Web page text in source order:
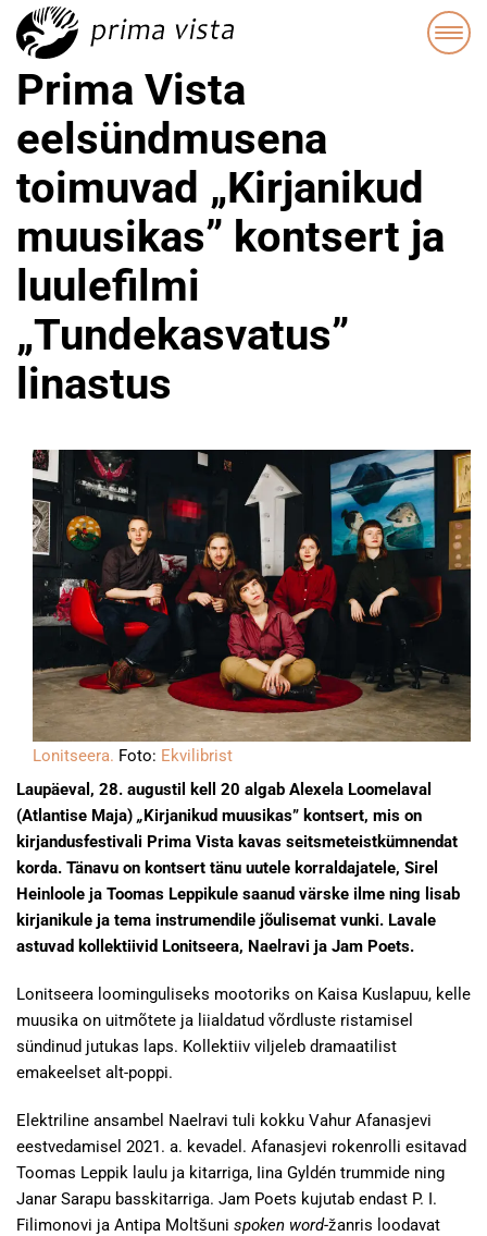
Prima Vista
eelsündmusena
toimuvad „Kirjanikud
muusikas” kontsert ja
luulefilmi
„Tundekasvatus”
linastus
Lonitseera. Foto: Ekvilibrist
Laupäeval, 28. augustil kell 20 algab Alexela Loomelaval
(Atlantise Maja) „Kirjanikud muusikas” kontsert, mis on
kirjandusfestivali Prima Vista kavas seitsmeteistkümnendat
korda. Tänavu on kontsert tänu uutele korraldajatele, Sirel
Heinloole ja Toomas Leppikule saanud värske ilme ning lisab
kirjanikule ja tema instrumendile jõulisemat vunki. Lavale
astuvad kollektiivid Lonitseera, Naelravi ja Jam Poets.
Lonitseera loominguliseks mootoriks on Kaisa Kuslapuu, kelle
muusika on uitmõtete ja liialdatud võrdluste ristamisel
sündinud jutukas laps. Kollektiiv viljeleb dramaatilist
emakeelset alt-poppi.
Elektriline ansambel Naelravi tuli kokku Vahur Afanasjevi
eestvedamisel 2021. a. kevadel. Afanasjevi rokenrolli esitavad
Toomas Leppik laulu ja kitarriga, Iina Gyldén trummide ning
Janar Sarapu basskitarriga. Jam Poets kujutab endast P. I.
Filimonovi ja Antipa Moltšuni spoken word-žanris loodavat